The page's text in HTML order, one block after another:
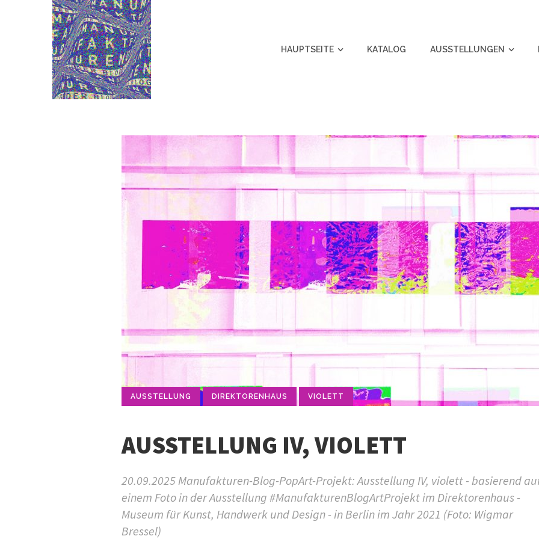
HAUPTSEITE KATALOG AUSSTELLUNGEN
AUSSTELLUNG DIREKTORENHAUS VIOLETT
AUSSTELLUNG IV, VIOLETT
20.09.2025 Manufakturen-Blog-PopArt-Projekt: Ausstellung IV, violett - basierend
einem Foto in der Ausstellung #ManufakturenBlogArtProjekt im Direktorenhaus -
Museum für Kunst, Handwerk und Design - in Berlin im Jahr 2021 (Foto: Wigmar
Bressel)